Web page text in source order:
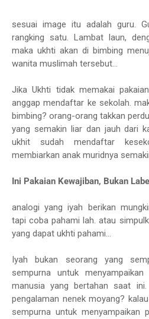
sesuai image itu adalah guru.
rangking satu. Lambat laun,
maka ukhti akan di bimbing
wanita muslimah tersebut...
Jika Ukhti tidak memakai
anggap mendaftar ke sekolah.
bimbing? orang-orang takkan
yang semakin liar dan jauh dari
ukhit sudah mendaftar
membiarkan anak muridnya
Ini Pakaian Kewajiban, Bukan
analogi yang iyah berikan
tapi coba pahami lah. atau
yang dapat ukhti pahami...
Iyah bukan seorang yang
sempurna untuk
manusia yang bertahan saat
pengalaman nenek moyang?
sempurna untuk menyampaikan